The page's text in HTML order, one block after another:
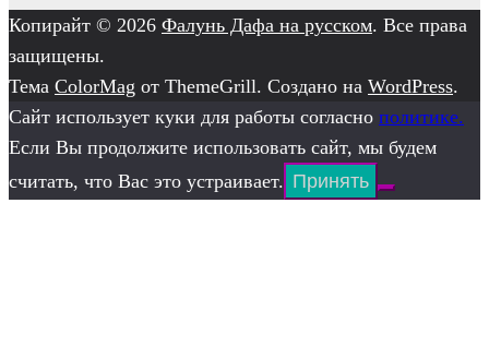
Копирайт © 2026 Фалунь Дафа на русском. Все права
защищены.
Тема ColorMag от ThemeGrill. Создано на WordPress.
Сайт использует куки для работы согласно политике.
Если Вы продолжите использовать сайт, мы будем
считать, что Вас это устраивает. Принять